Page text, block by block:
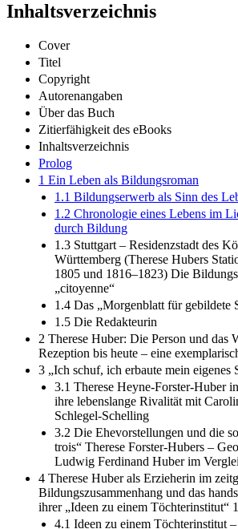
Cover
Titel
Copyright
Autorenangaben
Über das Buch
Zitierfähigkeit des eBooks
Inhaltsverzeichnis
Prolog
1 Ein Leben als Bildungsroman
1.1 Bildungserwerb als Sinn des
1.2 Chronologie eines Lebens im
durch Bildung
1.3 Stuttgart – Residenzstadt des
Württemberg (Therese Hubers
1805 und 1816–1823) Die
„citoyenne“
1.4 Das „Morgenblatt für gebildete
1.5 Die Redakteurin
2 Therese Huber: Die Person und das
Rezeption bis heute – eine
3 „Ich schuf, ich erbaute mein eigenes
3.1 Therese Heyne-Forster-Huber
ihre lebenslange Rivalität mit
Schlegel-Schelling
3.2 Die Ehevorstellungen und die
trois“ Therese Forster-Hubers –
Ludwig Ferdinand Huber im
4 Therese Huber als Erzieherin im
Bildungszusammenhang und das
ihrer „Ideen zu einem Töchterinstitut“